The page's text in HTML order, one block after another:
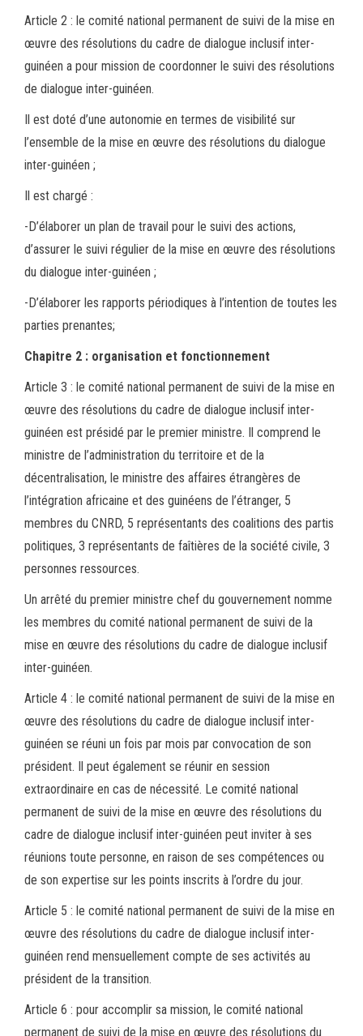
Article 2 : le comité national permanent de suivi de la mise en
œuvre des résolutions du cadre de dialogue inclusif inter-
guinéen a pour mission de coordonner le suivi des résolutions
de dialogue inter-guinéen.
Il est doté d’une autonomie en termes de visibilité sur
l’ensemble de la mise en œuvre des résolutions du dialogue
inter-guinéen ;
Il est chargé :
-D’élaborer un plan de travail pour le suivi des actions,
d’assurer le suivi régulier de la mise en œuvre des résolutions
du dialogue inter-guinéen ;
-D’élaborer les rapports périodiques à l’intention de toutes les
parties prenantes;
Chapitre 2 : organisation et fonctionnement
Article 3 : le comité national permanent de suivi de la mise en
œuvre des résolutions du cadre de dialogue inclusif inter-
guinéen est présidé par le premier ministre. Il comprend le
ministre de l’administration du territoire et de la
décentralisation, le ministre des affaires étrangères de
l’intégration africaine et des guinéens de l’étranger, 5
membres du CNRD, 5 représentants des coalitions des partis
politiques, 3 représentants de faîtières de la société civile, 3
personnes ressources.
Un arrêté du premier ministre chef du gouvernement nomme
les membres du comité national permanent de suivi de la
mise en œuvre des résolutions du cadre de dialogue inclusif
inter-guinéen.
Article 4 : le comité national permanent de suivi de la mise en
œuvre des résolutions du cadre de dialogue inclusif inter-
guinéen se réuni un fois par mois par convocation de son
président. Il peut également se réunir en session
extraordinaire en cas de nécessité. Le comité national
permanent de suivi de la mise en œuvre des résolutions du
cadre de dialogue inclusif inter-guinéen peut inviter à ses
réunions toute personne, en raison de ses compétences ou
de son expertise sur les points inscrits à l’ordre du jour.
Article 5 : le comité national permanent de suivi de la mise en
œuvre des résolutions du cadre de dialogue inclusif inter-
guinéen rend mensuellement compte de ses activités au
président de la transition.
Article 6 : pour accomplir sa mission, le comité national
permanent de suivi de la mise en œuvre des résolutions du